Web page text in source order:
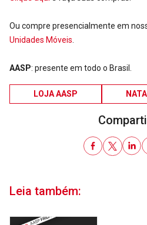
Ou compre presencialmente em
Unidades Móveis
AASP: presente em todo o Brasil.
LOJA AASP
Leia também: